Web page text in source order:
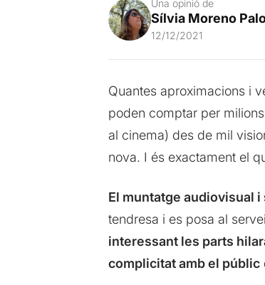
Una opinió de
Sílvia Moreno
12/12/2021
Quantes aproximacions i
poden comptar per
al cinema) des de mil
nova. I és exactament el
El muntatge audiovisual
tendresa i es posa al
interessant les parts
complicitat amb el públic